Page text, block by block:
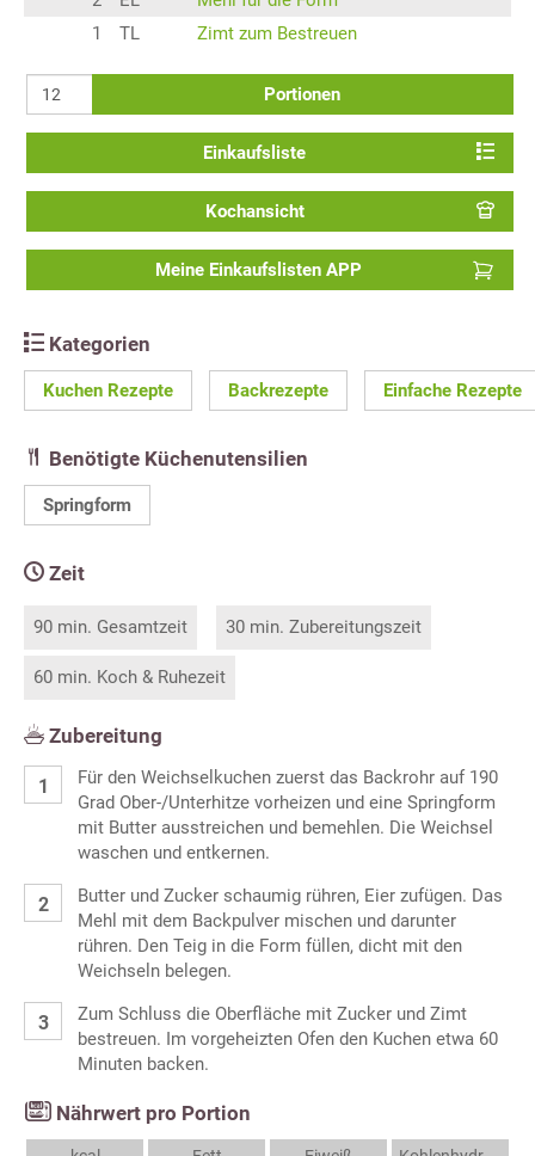
1
TL Zimt zum Bestreuen
Portionen
Einkaufsliste
Kochansicht
Meine Einkaufslisten APP
Kategorien
Kuchen Rezepte Backrezepte Einfache Rezepte
Benötigte Küchenutensilien
Springform
Zeit
90 min. Gesamtzeit 30 min. Zubereitungszeit
60 min. Koch & Ruhezeit
Zubereitung
Für den Weichselkuchen zuerst das Backrohr auf 190
Grad Ober-/Unterhitze vorheizen und eine Springform
mit Butter ausstreichen und bemehlen. Die Weichsel
waschen und entkernen.
Butter und Zucker schaumig rühren, Eier zufügen. Das
Mehl mit dem Backpulver mischen und darunter
rühren. Den Teig in die Form füllen, dicht mit den
Weichseln belegen.
Zum Schluss die Oberfläche mit Zucker und Zimt
bestreuen. Im vorgeheizten Ofen den Kuchen etwa 60
Minuten backen.
Nährwert pro Portion